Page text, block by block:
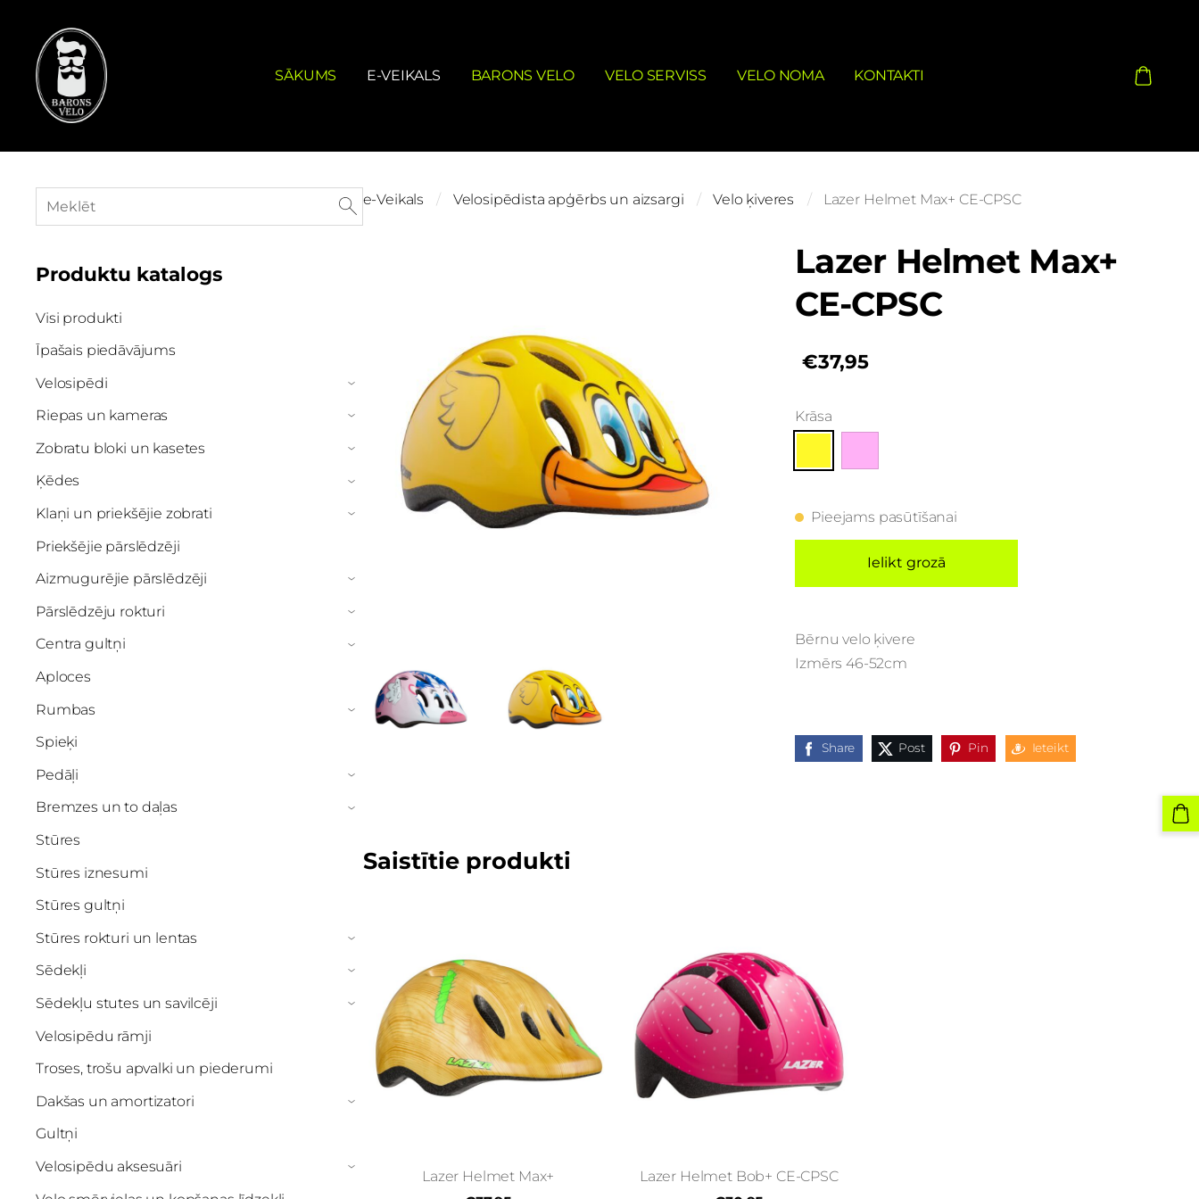
SĀKUMS E-VEIKALS BARONS VELO VELO SERVISS VELO NOMA KONTAKTI
Produktu katalogs
Visi produkti
Īpašais piedāvājums
Velosipēdi
›
Riepas un kameras ›
Zobratu bloki un kasetes ›
Ķēdes ›
Klaņi un priekšējie zobrati ›
Priekšējie pārslēdzēji
Aizmugurējie pārslēdzēji
›
Pārslēdzēju rokturi ›
Centra gultņi ›
Aploces
Rumbas
›
Spieķi
Pedāļi
›
Bremzes un to daļas ›
Stūres
Stūres iznesumi
Stūres gultņi
Stūres rokturi un lentas
›
Sēdekļi ›
Sēdekļu stutes un savilcēji ›
Velosipēdu rāmji
Troses, trošu apvalki un piederumi
Dakšas un amortizatori
›
Gultņi
Velosipēdu aksesuāri
›
e-Veikals Velosipēdista apģērbs un aizsargi Velo ķiveres Lazer Helmet Max+ CE-CPSC
Lazer Helmet Max+
CE-CPSC
€37,95
Krāsa
Pieejams pasūtīšanai
Ielikt grozā
Bērnu velo ķivere
Izmērs 46-52cm
Share Post Pin Ieteikt
Saistītie produkti
Lazer Helmet Max+
Lazer Helmet Bob+ CE-CPSC